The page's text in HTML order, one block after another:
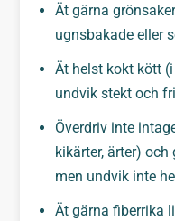
Ät gärna
ugnsbakade eller
Ät helst kokt kött
undvik stekt och
Överdriv inte
kikärter, ärter)
men undvik inte
Ät gärna fiberrika